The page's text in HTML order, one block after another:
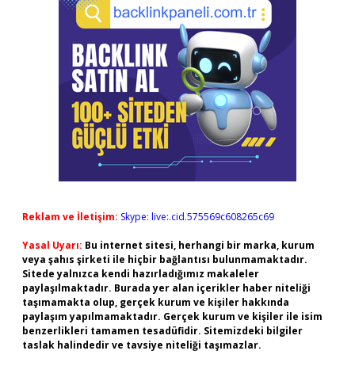
Reklam ve İletişim: Skype: live:.cid.575569c608265c69
Yasal Uyarı: Bu internet sitesi, herhangi bir marka, kurum
veya şahıs şirketi ile hiçbir bağlantısı bulunmamaktadır.
Sitede yalnızca kendi hazırladığımız makaleler
paylaşılmaktadır. Burada yer alan içerikler haber niteliği
taşımamakta olup, gerçek kurum ve kişiler hakkında
paylaşım yapılmamaktadır. Gerçek kurum ve kişiler ile isim
benzerlikleri tamamen tesadüfidir. Sitemizdeki bilgiler
taslak halindedir ve tavsiye niteliği taşımazlar.